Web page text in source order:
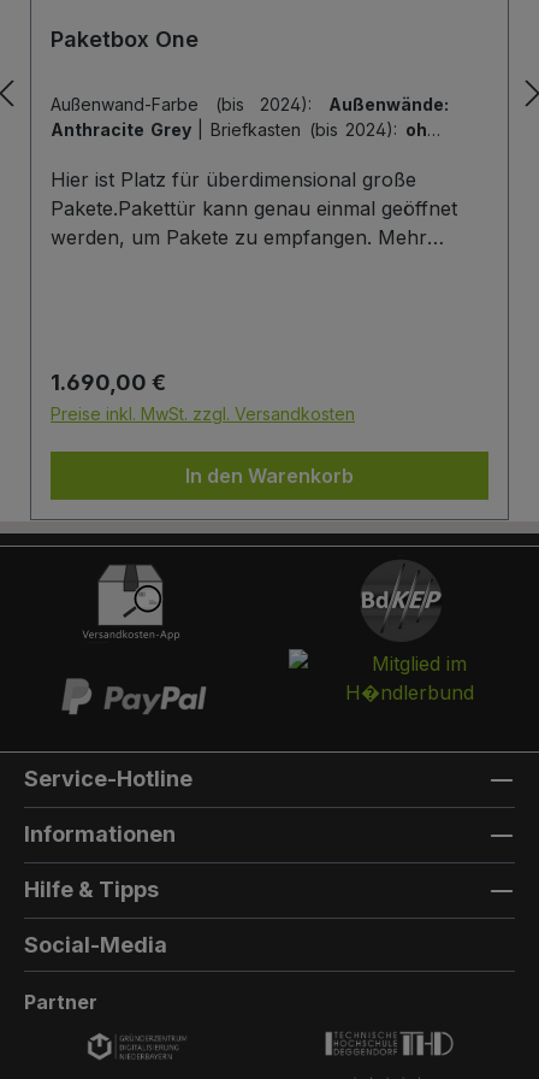
Paketbox One
Außenwand-Farbe (bis 2024): Außenwände:
Anthracite Grey
Briefkasten (bis 2024): ohne
Hintertür | Tiefe der Paketbox (bis 2024):
cm Außenmaß (Standard) | Tür-Farbe (bis
2024):Tür: Anthracite Grey
Hier ist Platz für überdimensional große
Pakete.Pakettür kann genau einmal geöffnet
werden, um Pakete zu empfangen. Mehr
Die Tür wird immer mit einem Halbzylinder
ausgestattet. Das heißt, Sie können den selben
Ihrer Haustüre haben und die Paketbox mit
dem selben Schlüssel öffnen.
Briefkasten:Optional kann ein Briefkasten
integriert werden. Die Post landet in einem
separaten und absperrbaren Auffangkorb.
Hintertür:Auf der Rückseite können Sie eine
Hintertür integrieren. Die Farbe der Hintertür ist
immer die gleiche Farbe, wie die Türfarbe
vorne. Außenmaterial: 8mm HPL(High
Firma Trespa Bei Sonderfarbe: Bezeichnung
der TürfarbeGeben Sie hier den Namen Ihrer
Wunschfarbe an.Die Lieferzeit bei
Sonderfarben verlängert sich um 5 bis 6
AußenfarbeGeben Sie hier den Namen der
Wunschfarbe an.Hinweis: Falls Sie die Türfarbe
in der selben Farbe wie die Außenwandfarbe
berechnet wird.Die Lieferzeit bei Sonderfarben
Regulärer Preis:
1.690,00 €
Preise inkl. MwSt. zzgl. Versandkosten
In den Warenkorb
Service-Hotline
Informationen
Hilfe & Tipps
Social-Media
Partner